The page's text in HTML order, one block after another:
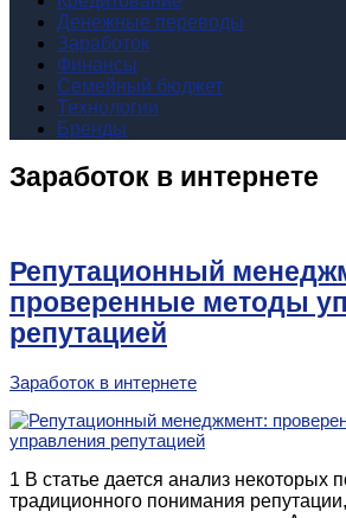
Денежные переводы
Заработок
Финансы
Семейный бюджет
Технологии
Бренды
Заработок в интернете
Репутационный
проверенные методы
репутацией
Заработок в интернете
1 В статье дается анализ некоторых
традиционного понимания